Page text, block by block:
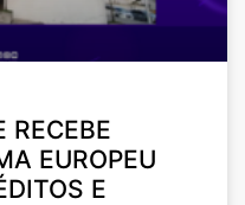
RECEBE
EUROPEU
E